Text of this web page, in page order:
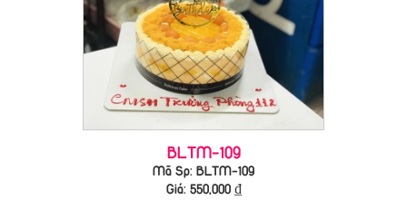
BLTM-109
Mã Sp: BLTM-109
Giá: 550,000₫